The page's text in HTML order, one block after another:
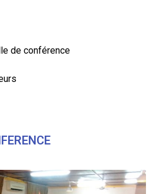
de conférence